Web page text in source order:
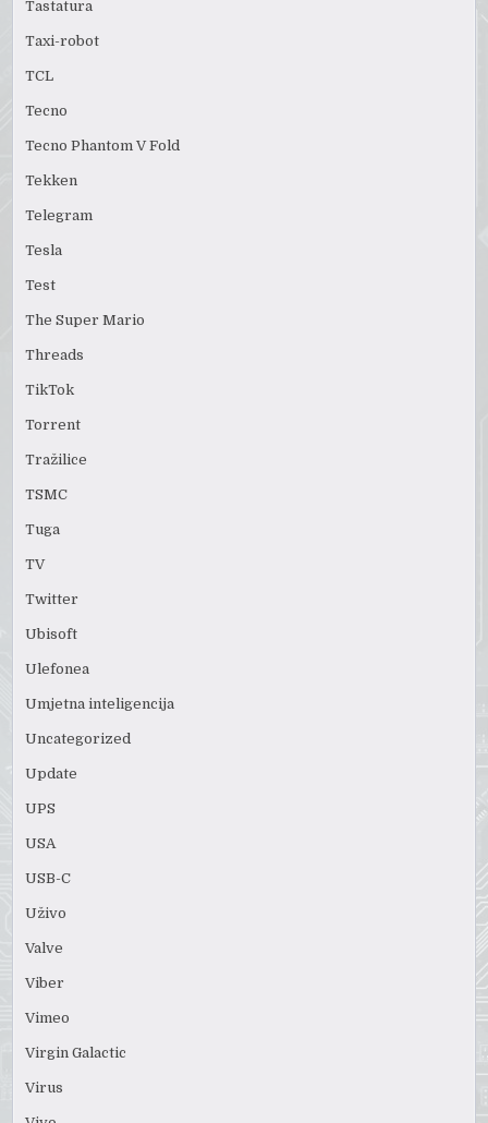
Tastatura
Taxi-robot
TCL
Tecno
Tecno Phantom V Fold
Tekken
Telegram
Tesla
Test
The Super Mario
Threads
TikTok
Torrent
Tražilice
TSMC
Tuga
TV
Twitter
Ubisoft
Ulefonea
Umjetna inteligencija
Uncategorized
Update
UPS
USA
USB-C
Uživo
Valve
Viber
Vimeo
Virgin Galactic
Virus